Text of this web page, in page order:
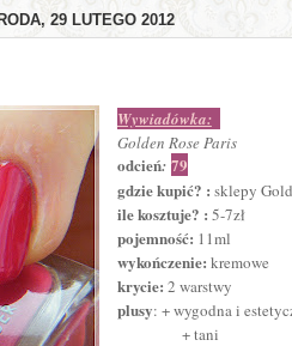
29 LUTEGO 2012
Wywiadówka:
Golden Rose Paris
odcień: 79
gdzie kupić? : sklepy
ile kosztuje? : 5-7zł
pojemność: 11ml
wykończenie: kremowe
krycie: 2 warstwy
plusy: + wygodna i
+ tani